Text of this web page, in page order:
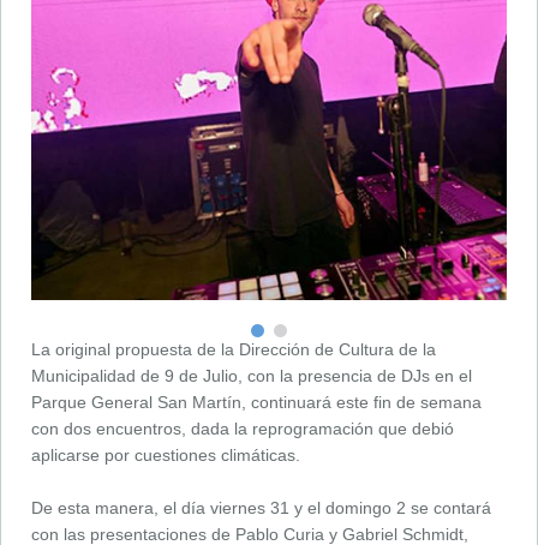
La original propuesta de la Dirección de Cultura de la
Municipalidad de 9 de Julio, con la presencia de DJs en el
Parque General San Martín, continuará este fin de semana
con dos encuentros, dada la reprogramación que debió
aplicarse por cuestiones climáticas.
De esta manera, el día viernes 31 y el domingo 2 se contará
con las presentaciones de Pablo Curia y Gabriel Schmidt,